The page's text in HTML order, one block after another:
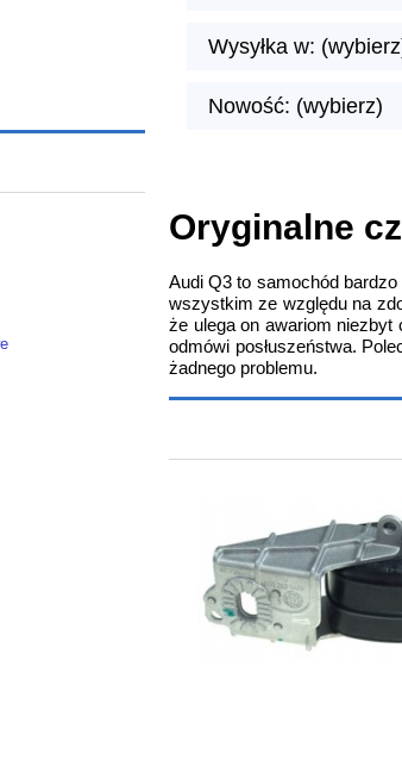
Wysyłka w:
Nowość: (wybierz)
Oryginalne
Audi Q3 to samochód
wszystkim ze względu na
że ulega on awariom niezbyt
odmówi posłuszeństwa.
żadnego problemu.